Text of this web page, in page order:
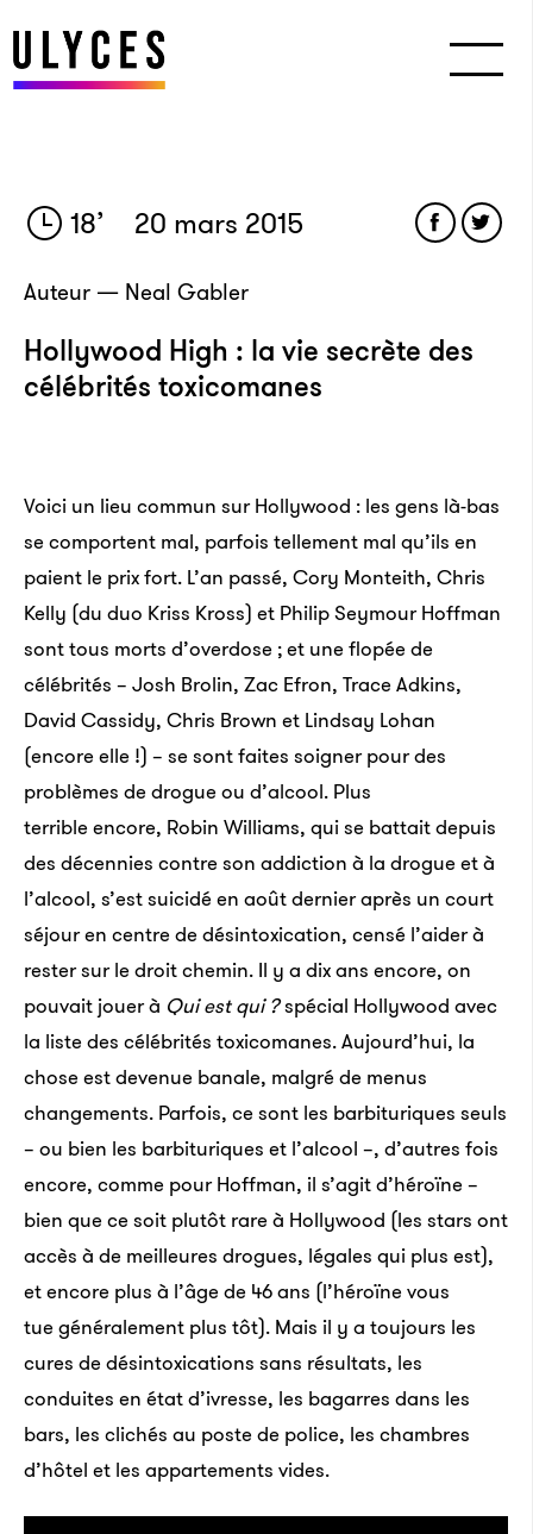
18’ 20 mars 2015
Auteur — Neal Gabler
Hollywood High : la vie secrète des
célébrités toxicomanes
Voici un lieu commun sur Hollywood : les gens là-bas
se comportent mal, parfois tellement mal qu’ils en
paient le prix fort. L’an passé, Cory Monteith, Chris
Kelly (du duo Kriss Kross) et Philip Seymour Hoffman
sont tous morts d’overdose ; et une flopée de
célébrités – Josh Brolin, Zac Efron, Trace Adkins,
David Cassidy, Chris Brown et Lindsay Lohan
(encore elle !) – se sont faites soigner pour des
problèmes de drogue ou d’alcool. Plus
terrible encore, Robin Williams, qui se battait depuis
des décennies contre son addiction à la drogue et à
l’alcool, s’est suicidé en août dernier après un court
séjour en centre de désintoxication, censé l’aider à
rester sur le droit chemin. Il y a dix ans encore, on
pouvait jouer à Qui est qui ?spécial Hollywood avec
la liste des célébrités toxicomanes. Aujourd’hui, la
chose est devenue banale, malgré de menus
changements. Parfois, ce sont les barbituriques seuls
– ou bien les barbituriques et l’alcool –, d’autres fois
encore, comme pour Hoffman, il s’agit d’héroïne –
bien que ce soit plutôt rare à Hollywood (les stars ont
accès à de meilleures drogues, légales qui plus est),
et encore plus à l’âge de 46 ans (l’héroïne vous
tue généralement plus tôt). Mais il y a toujours les
cures de désintoxications sans résultats, les
conduites en état d’ivresse, les bagarres dans les
bars, les clichés au poste de police, les chambres
d’hôtel et les appartements vides.